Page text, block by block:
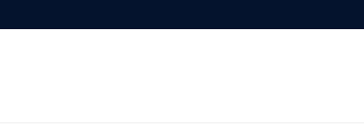
de Camargo para el control de insectos.